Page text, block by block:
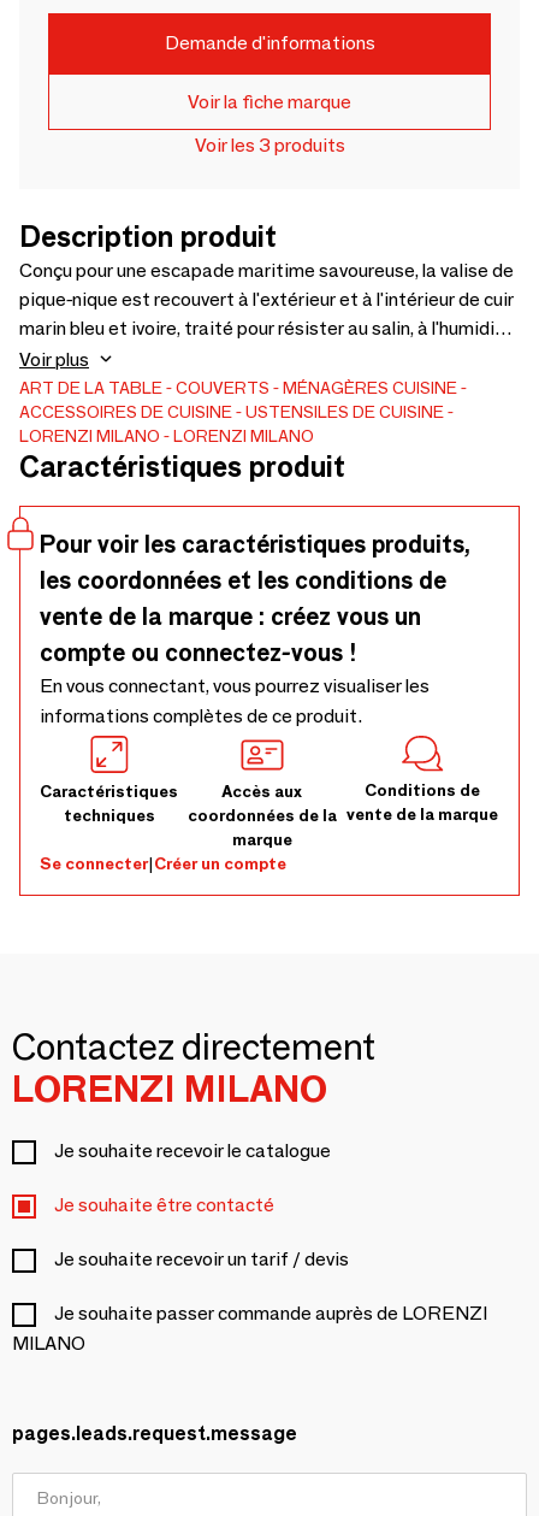
Demande d'informations
Voir la fiche marque
Voir les 3 produits
Description produit
Conçu pour une escapade maritime savoureuse, la valise de
pique-nique est recouvert à l'extérieur et à l'intérieur de cuir
marin bleu et ivoire, traité pour résister au salin, à l'humidité
et aux rayons UV. A l'intérieur, un kit complet de vaisselle
élégante en racine de bambou.
Voir plus
ART DE LA TABLE COUVERTS MÉNAGÈRES CUISINE
ACCESSOIRES DE CUISINE
USTENSILES DE CUISINE
LORENZI MILANO
LORENZI MILANO
Caractéristiques produit
Pour voir les caractéristiques produits,
les coordonnées et les conditions de
vente de la marque : créez vous un
compte ou connectez-vous !
En vous connectant, vous pourrez visualiser les
informations complètes de ce produit.
Caractéristiques
techniques
Accès aux
coordonnées de la
marque
Conditions de
vente de la marque
Se connecter|Créer un compte
Contactez directement
LORENZI MILANO
Je souhaite recevoir le catalogue
Je souhaite être contacté
Je souhaite recevoir un tarif / devis
Je souhaite passer commande auprès de LORENZI
MILANO
pages.leads.request.message